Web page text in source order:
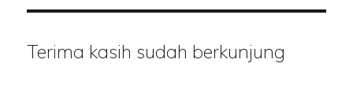
Terima kasih sudah berkunjung